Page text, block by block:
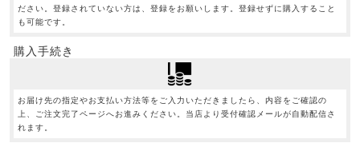
ださい。登録されていない方は、登録をお願いします。登録せずに購入すること
も可能です。
購入手続き
お届け先の指定やお支払い方法等をご入力いただきましたら、内容をご確認の
上、ご注文完了ページへお進みください。当店より受付確認メールが自動配信さ
れます。